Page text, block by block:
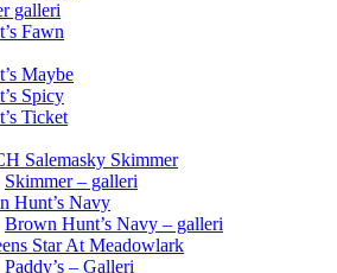
galleri
Fawn
Maybe
Spicy
Ticket
Salemasky Skimmer
Skimmer – galleri
Hunt’s Navy
Brown Hunt’s Navy – galleri
Star At Meadowlark
Paddy’s – Galleri